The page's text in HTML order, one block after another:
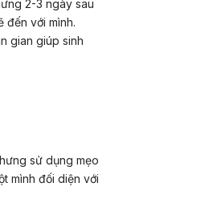
2-3 ngày sau
đến với mình.
gian giúp sinh
sử dụng mẹo
mình đối diện với